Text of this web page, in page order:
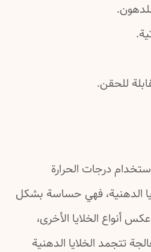
للحقن.
درجات الحرارة
الدهنية، فهي حساسة بشكل
أنواع الخلايا الأخرى،
تتجمد الخلايا الدهنية